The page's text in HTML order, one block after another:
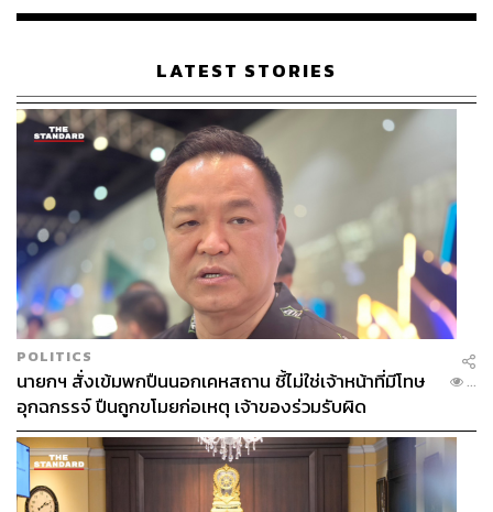
เรือนไทยที่ถูกซุกไว้
LATEST STORIES
POLITICS
นายกฯ สั่งเข้มพกปืนนอกเคหสถาน ชี้ไม่ใช่เจ้าหน้าที่มีโทษ
อุกฉกรรจ์ ปืนถูกขโมยก่อเหตุ เจ้าของร่วมรับผิด
...